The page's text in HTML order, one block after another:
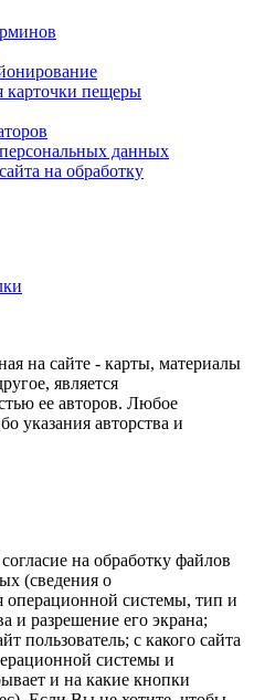
карточки пещеры
данных
на обработку
на сайте - карты, материалы
является
ее авторов. Любое
указания авторства и
на обработку файлов
(сведения о
операционной системы, тип и
и разрешение его экрана;
пользователь; с какого сайта
системы и
и на какие кнопки